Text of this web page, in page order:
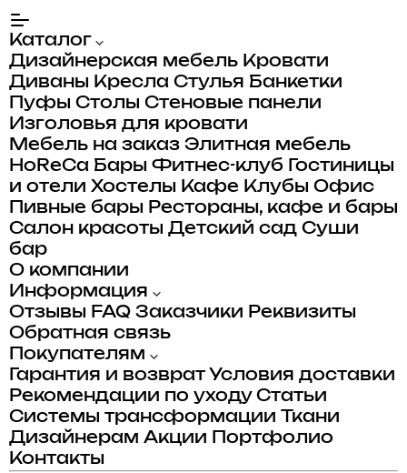
Каталог
Дизайнерская мебель Кровати
Диваны Кресла Стулья Банкетки
Пуфы Столы Стеновые панели
Изголовья для кровати
Мебель на заказ Элитная мебель
HoReCa Бары Фитнес-клуб
Гостиницы
и отели Хостелы Кафе Клубы Офис
Пивные бары Рестораны, кафе и бары
Салон красоты Детский сад Суши
бар
О компании
Информация
Отзывы FAQ Заказчики Реквизиты
Обратная связь
Покупателям
Гарантия и возврат Условия доставки
Рекомендации по уходу Статьи
Системы трансформации
Ткани
Дизайнерам Акции
Портфолио
Контакты